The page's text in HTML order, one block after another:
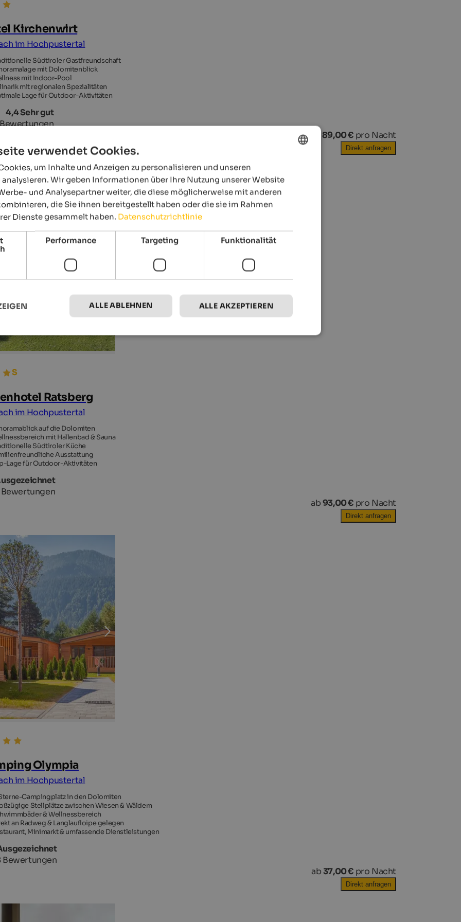
Kirchenwirt
im Hochpustertal
Südtiroler Gastfreundschaft
mit Dolomitenblick
mit Indoor-Pool
mit regionalen Spezialitäten
Lage für Outdoor-Aktivitäten
4,4 Sehr gut
Bewertungen
89,00 € pro Nacht
Direkt anfragen
Ratsberg
im Hochpustertal
auf die Dolomiten
mit Hallenbad & Sauna
Südtiroler Küche
Ausstattung
Lage für Outdoor-Aktivitäten
Bewertungen
ab93,00 € pro Nacht
Direkt anfragen
Olympia
im Hochpustertal
Campingplatz in den Dolomiten
Stellplätze zwischen Wiesen & Wäldern
& Wellnessbereich
an Radweg & Langlaufloipe gelegen
Minimarkt & umfassende Dienstleistungen
Bewertungen
ab37,00 € pro Nacht
Direkt anfragen
GERMAN
verwendet Cookies.
um Inhalte und Anzeigen zu personalisieren und unseren
analysieren. Wir geben Informationen über Ihre Nutzung unserer Website
und Analysepartner weiter, die diese möglicherweise mit anderen
die Sie ihnen bereitgestellt haben oder die sie im Rahmen
Dienste gesammelt haben. Datenschutzrichtlinie
Performance Targeting Funktionalität
ALLE AKZEPTIEREN
ALLE ABLEHNEN